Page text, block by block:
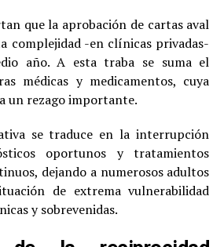
que la aprobación de cartas aval
complejidad -en clínicas privadas-
año. A esta traba se suma el
médicas y medicamentos, cuya
un rezago importante.
se traduce en la interrupción
oportunos y tratamientos
dejando a numerosos adultos
de extrema vulnerabilidad
y sobrevenidas.